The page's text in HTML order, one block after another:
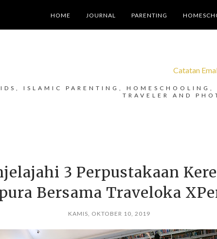
HOME JOURNAL PARENTING
Catatan
ISLAMIC PARENTING,
TRAVELER AND
3 Perpustakaan
Bersama Traveloka
KAMIS, OKTOBER 10, 2019